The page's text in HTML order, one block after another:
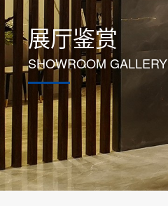
展厅鉴赏
SHOWROOM GALLERY